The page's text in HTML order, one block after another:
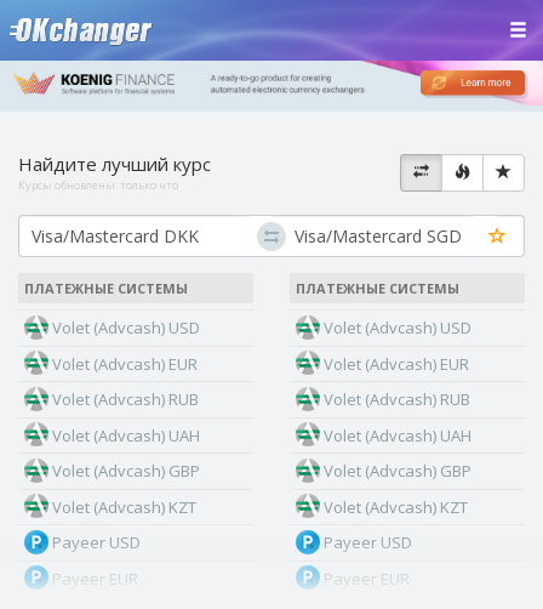
Найдите лучший курс
Курсы обновлены: только что
ПЛАТЕЖНЫЕ СИСТЕМЫ
Volet (Advcash) USD
Volet (Advcash) EUR
Volet (Advcash) RUB
Volet (Advcash) UAH
Volet (Advcash) GBP
Volet (Advcash) KZT
Payeer USD
Payeer EUR
ПЛАТЕЖНЫЕ СИСТЕМЫ
Volet (Advcash) USD
Volet (Advcash) EUR
Volet (Advcash) RUB
Volet (Advcash) UAH
Volet (Advcash) GBP
Volet (Advcash) KZT
Payeer USD
Payeer EUR